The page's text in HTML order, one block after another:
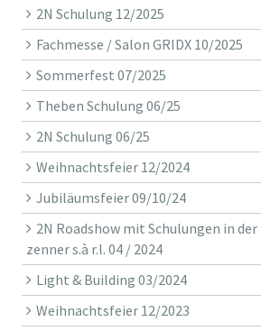
2N Schulung 12/2025
Fachmesse / Salon GRIDX 10/2025
Sommerfest 07/2025
Theben Schulung 06/25
2N Schulung 06/25
Weihnachtsfeier 12/2024
Jubiläumsfeier 09/10/24
2N Roadshow mit Schulungen in
zenner s.à r.l. 04 / 2024
Light & Building 03/2024
Weihnachtsfeier 12/2023